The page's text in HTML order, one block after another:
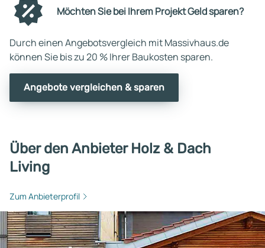
Möchten Sie bei Ihrem Projekt Geld sparen?
Durch einen Angebotsvergleich mit Massivhaus.de
können Sie bis zu 20 % Ihrer Baukosten sparen.
Angebote vergleichen & sparen
Über den Anbieter Holz & Dach
Living
Zum Anbieterprofil